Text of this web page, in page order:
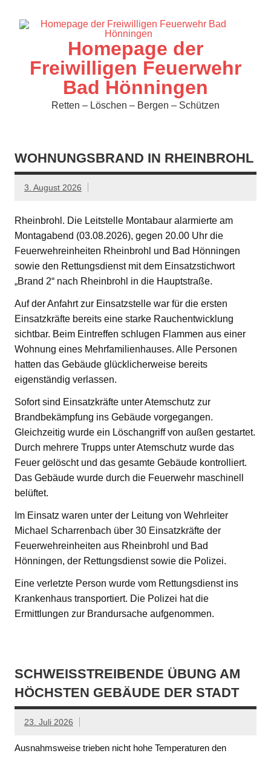
springen
Homepage der
Freiwilligen Feuerwehr
Bad Hönningen
Retten – Löschen – Bergen – Schützen
WOHNUNGSBRAND IN RHEINBROHL
3. August 2026
Rheinbrohl. Die Leitstelle Montabaur alarmierte am
Montagabend (03.08.2026), gegen 20.00 Uhr die
Feuerwehreinheiten Rheinbrohl und Bad Hönningen
sowie den Rettungsdienst mit dem Einsatzstichwort
„Brand 2“ nach Rheinbrohl in die Hauptstraße.
Auf der Anfahrt zur Einsatzstelle war für die ersten
Einsatzkräfte bereits eine starke Rauchentwicklung
sichtbar. Beim Eintreffen schlugen Flammen aus einer
Wohnung eines Mehrfamilienhauses. Alle Personen
hatten das Gebäude glücklicherweise bereits
eigenständig verlassen.
Sofort sind Einsatzkräfte unter Atemschutz zur
Brandbekämpfung ins Gebäude vorgegangen.
Gleichzeitig wurde ein Löschangriff von außen gestartet.
Durch mehrere Trupps unter Atemschutz wurde das
Feuer gelöscht und das gesamte Gebäude kontrolliert.
Das Gebäude wurde durch die Feuerwehr maschinell
belüftet.
Im Einsatz waren unter der Leitung von Wehrleiter
Michael Scharrenbach über 30 Einsatzkräfte der
Feuerwehreinheiten aus Rheinbrohl und Bad
Hönningen, der Rettungsdienst sowie die Polizei.
Eine verletzte Person wurde vom Rettungsdienst ins
Krankenhaus transportiert. Die Polizei hat die
Ermittlungen zur Brandursache aufgenommen.
SCHWEISSTREIBENDE ÜBUNG AM H
ÖCHSTEN GEBÄUDE DER STADT
23. Juli 2026
Ausnahmsweise trieben nicht hohe Temperaturen den